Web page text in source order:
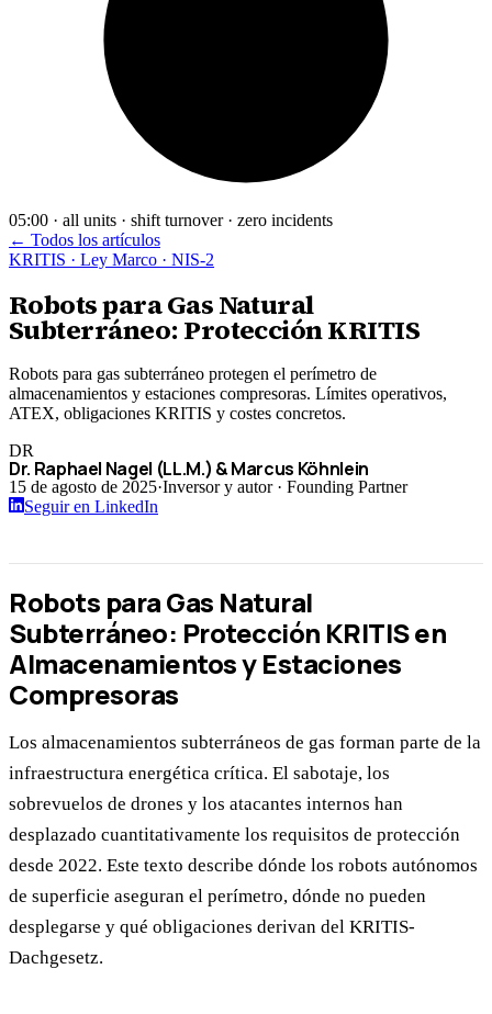
05:00 · all units · shift turnover · zero incidents
← Todos los artículos
KRITIS · Ley Marco · NIS-2
Robots para Gas Natural
Subterráneo: Protección KRITIS
Robots para gas subterráneo protegen el perímetro de
almacenamientos y estaciones compresoras. Límites operativos,
ATEX, obligaciones KRITIS y costes concretos.
DR
Dr. Raphael Nagel (LL.M.) & Marcus Köhnlein
15 de agosto de 2025·Inversor y autor · Founding Partner
Seguir en LinkedIn
Robots para Gas Natural
Subterráneo: Protección KRITIS en
Almacenamientos y Estaciones
Compresoras
Los almacenamientos subterráneos de gas forman parte de la
infraestructura energética crítica. El sabotaje, los
sobrevuelos de drones y los atacantes internos han
desplazado cuantitativamente los requisitos de protección
desde 2022. Este texto describe dónde los robots autónomos
de superficie aseguran el perímetro, dónde no pueden
desplegarse y qué obligaciones derivan del KRITIS-
Dachgesetz.